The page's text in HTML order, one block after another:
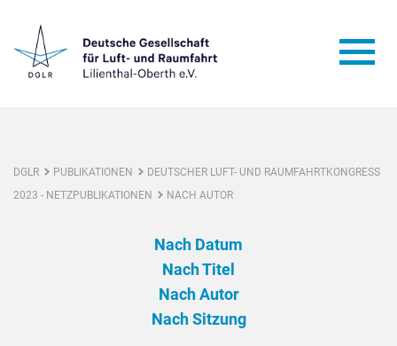
DGLR PUBLIKATIONEN
DEUTSCHER LUFT- UND RAUMFAHRTKONGRESS
2023 - NETZPUBLIKATIONEN
NACH AUTOR
Nach Datum
Nach Titel
Nach Autor
Nach Sitzung